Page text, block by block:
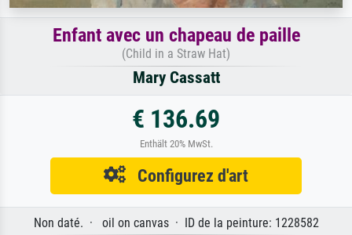
Enfant avec un chapeau de paille
(Child in a Straw Hat)
Mary Cassatt
€ 136.69
Enthält 20% MwSt.
Configurez d'art
Non daté. · oil on canvas · ID de la peinture: 1228582